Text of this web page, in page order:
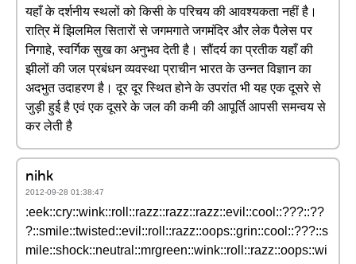
यहाँ के दर्शनीय स्थलों को किसी के परिचय की आवश्यकता नहीं है।
रात्रि में झिलमिल सितारों से जगमगाते जगमंदिर और लेक पैलेस पर
निगाहे, स्वर्गिक सुख का अनुभव देती है। सौंदर्य का प्रतीक यहाँ की
झीलों की जल प्रबंधन व्यवस्था प्राचीन भारत के उन्नत विज्ञान का
अदभुत उदाहरण है। दूर दूर स्थित होने के उपरांत भी यह एक दूसरे से
जुड़ी हुई है एवं एक दूसरे के जल की कमी की आपूर्ति आपसी समन्वय से
कर लेती है
nihk
2012-09-28 01:38:47
:eek::cry::wink::roll::razz::razz::razz::evil::cool::???::??
?::smile::twisted::evil::roll::razz::oops::grin::cool::???::s
mile::shock::neutral::mrgreen::wink::roll::razz::oops::wi